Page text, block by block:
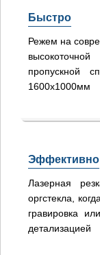
Быстро
Режем на
пропускной
1600х1000мм
Эффективно
Лазерная
оргстекла,
гравировка
детализацией